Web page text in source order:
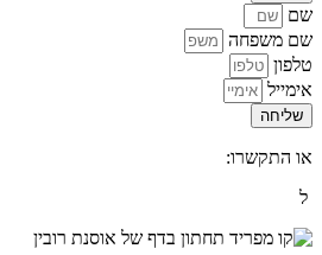
שם
שם משפחה
טלפון
אימייל
שליחה
או התקשרו:
ל